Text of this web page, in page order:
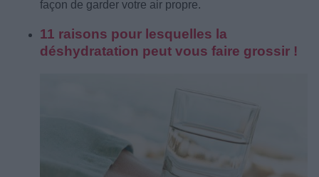
façon de garder votre air propre.
11 raisons pour lesquelles la
déshydratation peut vous faire grossir !